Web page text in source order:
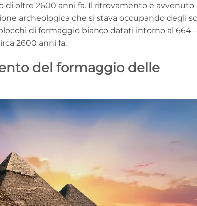
oltre 2600 anni fa. Il ritrovamento è avvenuto
archeologica che si stava occupando degli
di formaggio bianco datati intorno al 664 –
2600 anni fa.
del formaggio delle